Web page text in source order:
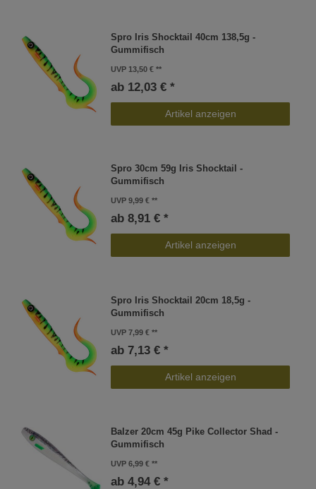
Spro Iris Shocktail 40cm 138,5g -
Gummifisch
UVP 13,50 €
ab 12,03 € *
Artikel anzeigen
Spro 30cm 59g Iris Shocktail -
Gummifisch
UVP 9,99 €
ab 8,91 € *
Artikel anzeigen
Spro Iris Shocktail 20cm 18,5g -
Gummifisch
UVP 7,99 €
ab 7,13 € *
Artikel anzeigen
Balzer 20cm 45g Pike Collector Shad -
Gummifisch
UVP 6,99 €
ab 4,94 € *